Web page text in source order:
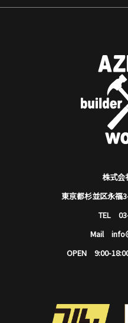
株式会
東京都杉並区永福
TEL
Mail info
OPEN 9:00-